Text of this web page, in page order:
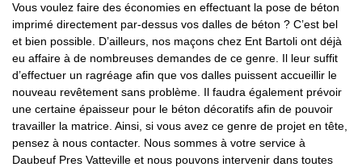
Vous voulez faire des économies en effectuant la pose de béton
imprimé directement par-dessus vos dalles de béton ? C’est bel
et bien possible. D’ailleurs, nos maçons chez Ent Bartoli ont déjà
eu affaire à de nombreuses demandes de ce genre. Il leur suffit
d’effectuer un ragréage afin que vos dalles puissent accueillir le
nouveau revêtement sans problème. Il faudra également prévoir
une certaine épaisseur pour le béton décoratifs afin de pouvoir
travailler la matrice. Ainsi, si vous avez ce genre de projet en tête,
pensez à nous contacter. Nous sommes à votre service à
Daubeuf Pres Vatteville et nous pouvons intervenir dans toutes